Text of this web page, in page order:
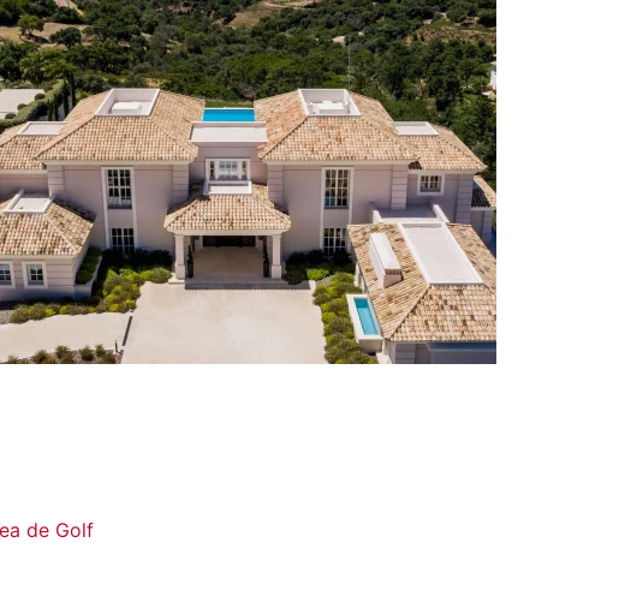
de Golf